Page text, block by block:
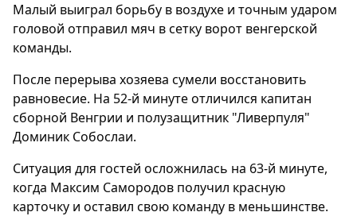
Малый выиграл борьбу в воздухе и точным ударом
головой отправил мяч в сетку ворот венгерской
команды.
После перерыва хозяева сумели восстановить
равновесие. На 52-й минуте отличился капитан
сборной Венгрии и полузащитник "Ливерпуля"
Доминик Собослаи.
Ситуация для гостей осложнилась на 63-й минуте,
когда Максим Самородов получил красную
карточку и оставил свою команду в меньшинстве.